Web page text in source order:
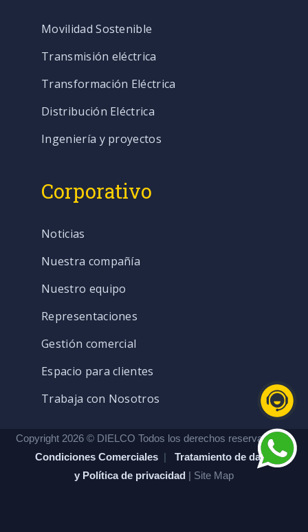
Movilidad Sostenible
Transmisión eléctrica
Transformación Eléctrica
Distribución Eléctrica
Ingeniería y proyectos
Corporativo
Noticias
Nuestra compañía
Nuestro equipo
Representaciones
Gestión comercial
Espacio para clientes
Trabaja con Nosotros
Copyright 2026 © DIELCO Todos los derechos reservados. |
Condiciones Comerciales | Tratamiento de datos
y Política de privacidad | Site Map